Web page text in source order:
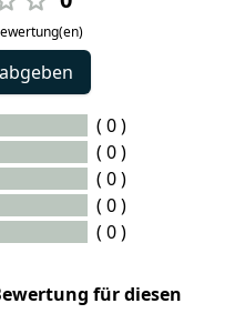
( 0 )
( 0 )
( 0 )
( 0 )
( 0 )
für diesen